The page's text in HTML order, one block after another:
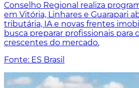
Conselho Regional realiza
em Vitória, Linhares e Guarapari
tributária, IA e novas frentes
busca preparar profissionais para
crescentes do mercado.
Fonte: ES Brasil